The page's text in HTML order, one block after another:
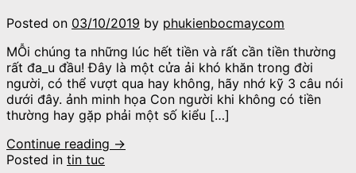
Posted on 03/10/2019 by phukienbocmaycom
MỖi chúng ta những lúc hết tiền và rất cần tiền thường
rất đ‌a_u đầu! Đây là một cửa ải khó khăn trong đời
người, có thể vượt qua hay không, hãy nhớ kỹ 3 câu nói
dưới đây. ảnh minh họa Con người khi không có tiền
thường hay gặp phải một số kiểu […]
Continue reading →
Posted in tin tuc